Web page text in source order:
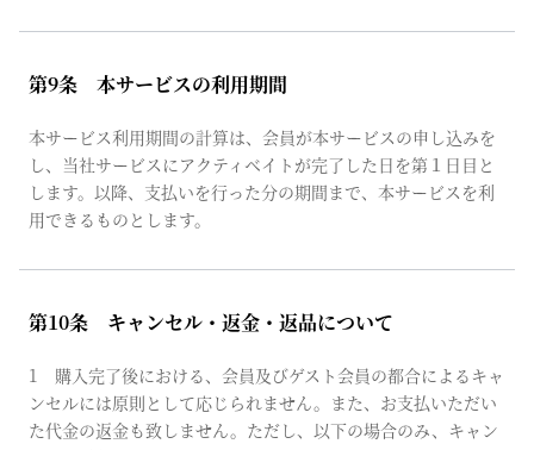
第9条 本サービスの利用期間
本サービス利用期間の計算は、会員が本サービスの申し込みを
し、当社サービスにアクティベイトが完了した日を第１日目と
します。以降、支払いを行った分の期間まで、本サービスを利
用できるものとします。
第10条 キャンセル・返金・返品について
1 購入完了後における、会員及びゲスト会員の都合によるキャ
ンセルには原則として応じられません。また、お支払いただい
た代金の返金も致しません。ただし、以下の場合のみ、キャン